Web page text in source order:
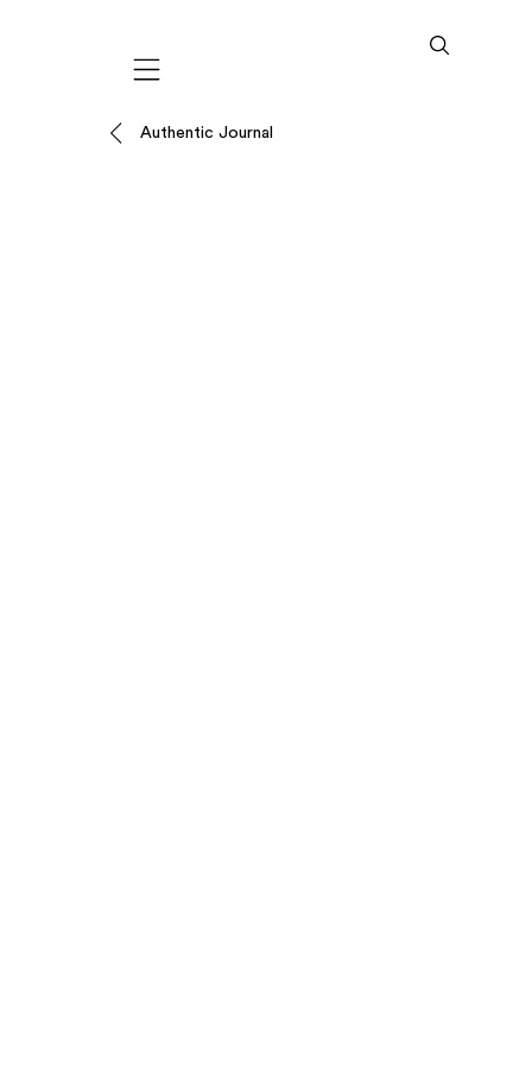
Mobile navigation
Authentic Journal